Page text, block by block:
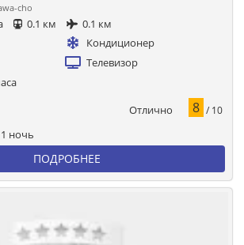
cho
0.1 км
0.1 км
Кондиционер
Телевизор
Отлично 8 / 10
ночь
ПОДРОБНЕЕ